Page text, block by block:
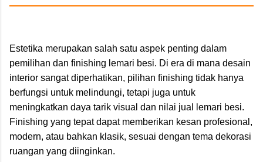
Estetika merupakan salah satu aspek penting dalam
pemilihan dan finishing lemari besi. Di era di mana desain
interior sangat diperhatikan, pilihan finishing tidak hanya
berfungsi untuk melindungi, tetapi juga untuk
meningkatkan daya tarik visual dan nilai jual lemari besi.
Finishing yang tepat dapat memberikan kesan profesional,
modern, atau bahkan klasik, sesuai dengan tema dekorasi
ruangan yang diinginkan.